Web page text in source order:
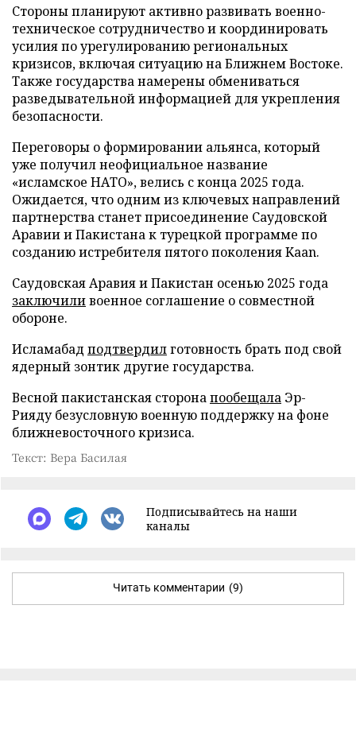
Стороны планируют активно развивать военно-
техническое сотрудничество и координировать
усилия по урегулированию региональных
кризисов, включая ситуацию на Ближнем Востоке.
Также государства намерены обмениваться
разведывательной информацией для укрепления
безопасности.
Переговоры о формировании альянса, который
уже получил неофициальное название
«исламское НАТО», велись с конца 2025 года.
Ожидается, что одним из ключевых направлений
партнерства станет присоединение Саудовской
Аравии и Пакистана к турецкой программе по
созданию истребителя пятого поколения Kaan.
Саудовская Аравия и Пакистан осенью 2025 года
заключиливоенное соглашение о совместной
обороне.
Исламабад подтвердилготовность брать под свой
ядерный зонтик другие государства.
Весной пакистанская сторонапообещала Эр-
Рияду безусловную военную поддержку на фоне
ближневосточного кризиса.
Текст: Вера Басилая
Подписывайтесь на наши
каналы
Читать комментарии (9)